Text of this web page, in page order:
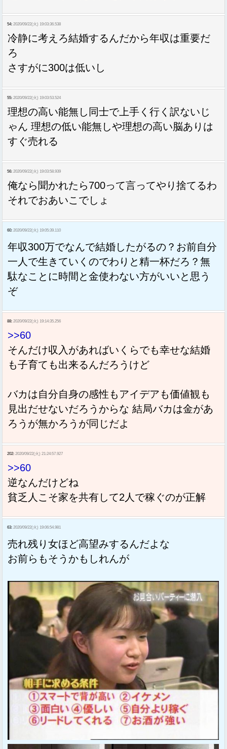
54: 2020/09/22(火) 19:03:36.538
冷静に考えろ結婚するんだから年収は重要だ
ろ
さすがに300は低いし
55: 2020/09/22(火) 19:03:53.524
理想の高い能無し同士で上手く行く訳ないじ
ゃん 理想の低い能無しや理想の高い脳ありは
すぐ売れる
56: 2020/09/22(火) 19:03:58.939
俺なら聞かれたら700って言ってやり捨てるわ
それでおあいこでしょ
60: 2020/09/22(火) 19:05:39.110
年収300万でなんで結婚したがるの？お前自分
一人で生きていくのでわりと精一杯だろ？無
駄なことに時間と金使わない方がいいと思う
ぞ
88: 2020/09/22(火) 19:14:35.256
>>60
そんだけ収入があればいくらでも幸せな結婚
も子育ても出来るんだろうけど
バカは自分自身の感性もアイデアも価値観も
見出だせないだろうからな 結局バカは金があ
ろうが無かろうが同じだよ
202: 2020/09/22(火) 21:24:57.927
>>60
逆なんだけどね
貧乏人こそ家を共有して2人で稼ぐのが正解
63: 2020/09/22(火) 19:06:54.981
売れ残り女ほど高望みするんだよな
お前らもそうかもしれんが